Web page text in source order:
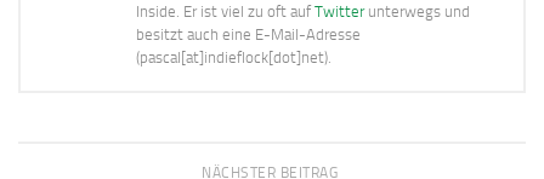
Inside. Er ist viel zu oft aufTwitterunterwegs und
besitzt auch eine E-Mail-Adresse
(pascal[at]indieflock[dot]net).
NÄCHSTER BEITRAG